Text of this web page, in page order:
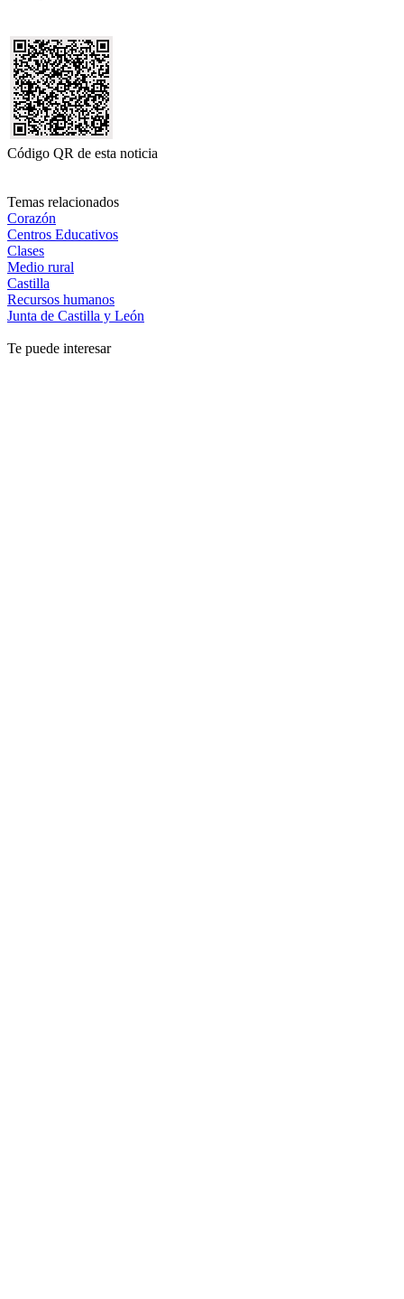
Código QR de esta noticia
Temas relacionados
Corazón
Centros Educativos
Clases
Medio rural
Castilla
Recursos humanos
Junta de Castilla y León
Te puede interesar